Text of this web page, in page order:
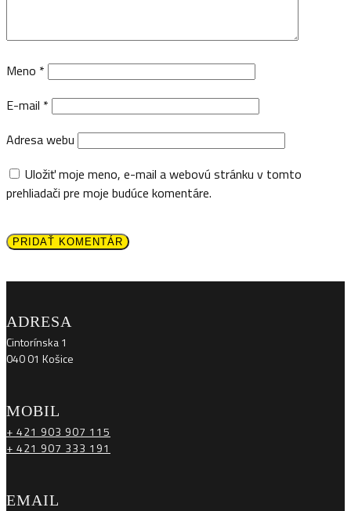
Meno *
E-mail *
Adresa webu
Uložiť moje meno, e-mail a webovú stránku v tomto
prehliadači pre moje budúce komentáre.
PRIDAŤ KOMENTÁR
ADRESA
Cintorínska 1
040 01 Košice
MOBIL
+ 421 903 907 115
+ 421 907 333 191
EMAIL